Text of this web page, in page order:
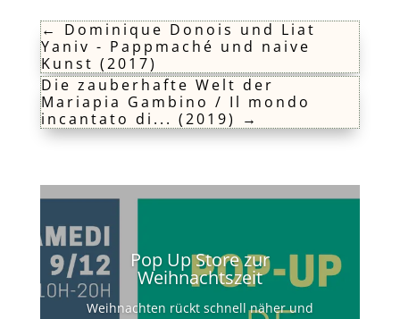
← Dominique Donois und Liat
Yaniv - Pappmaché und naive
Kunst (2017)
Die zauberhafte Welt der
Mariapia Gambino / Il mondo
incantato di... (2019)
→
Pop Up Store zur
Weihnachtszeit
Weihnachten rückt schnell näher und